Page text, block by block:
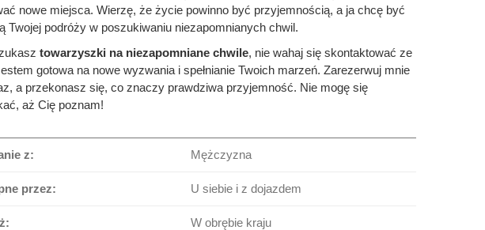
nowe miejsca. Wierzę, że życie powinno być przyjemnością, a ja chcę być
Twojej podróży w poszukiwaniu niezapomnianych chwil.
towarzyszki na niezapomniane chwile, nie wahaj się skontaktować ze
gotowa na nowe wyzwania i spełnianie Twoich marzeń. Zarezerwuj mnie
a przekonasz się, co znaczy prawdziwa przyjemność. Nie mogę się
aż Cię poznam!
z: Mężczyzna
przez: U siebie i z dojazdem
W obrębie kraju